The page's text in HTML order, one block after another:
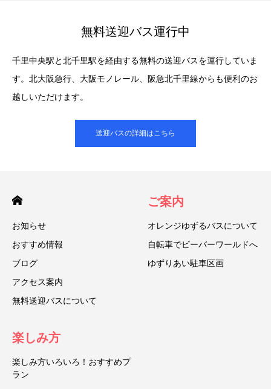
無料送迎バス運行中
千里中央駅と北千里駅を経由する無料の送迎バスを運行していま
す。北大阪急行、大阪モノレール、阪急北千里線からも便利のお
越しいただけます。
送迎バスの詳細はこちら
お知らせ
おすすめ情報
ブログ
アクセス案内
無料送迎バスについて
ご案内
オレンジゆずるバスについて
自転車でビーバーワールドへ
ゆずりあい駐車区画
楽しみ方
楽しみ方いろいろ！おすすめプ
ラン